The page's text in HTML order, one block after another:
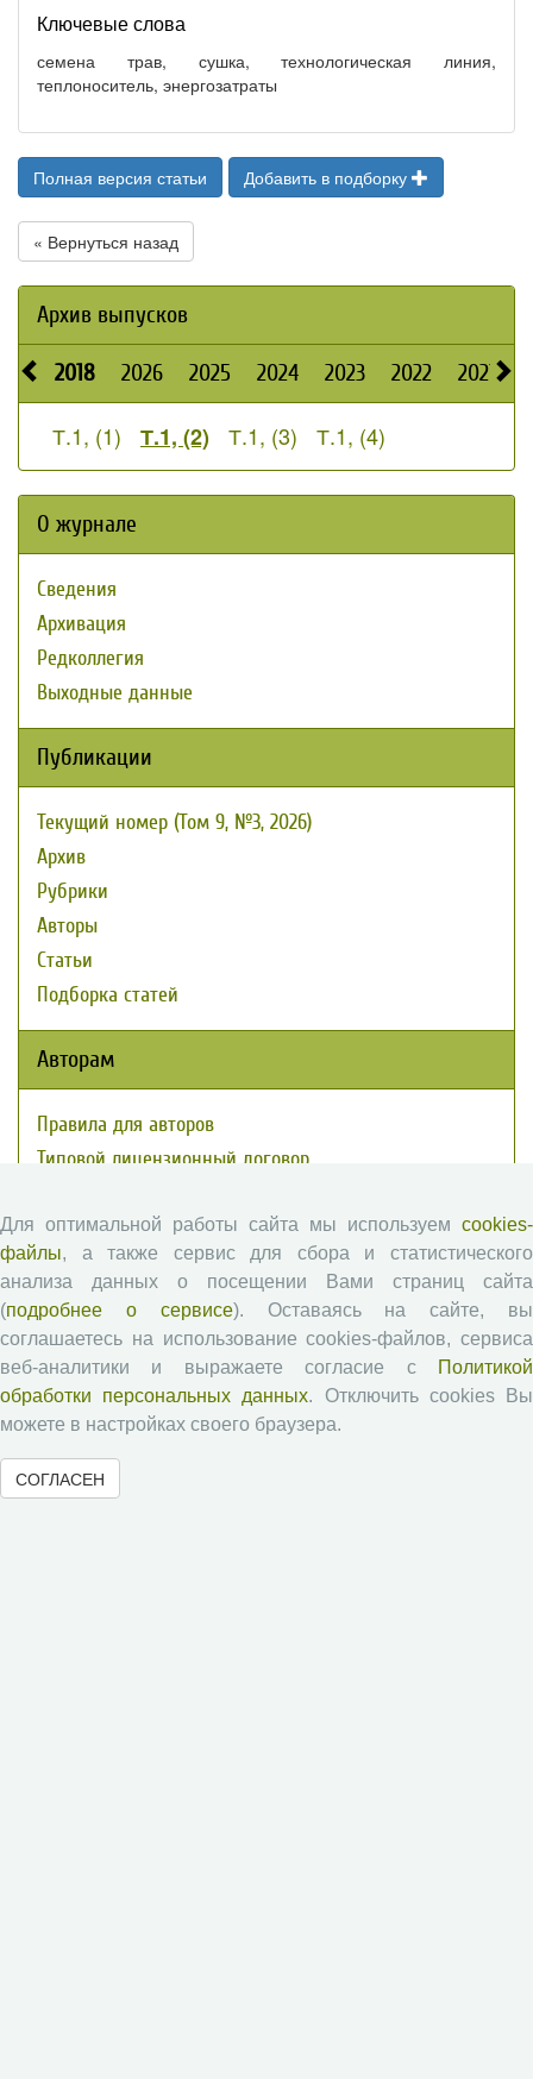
Ключевые слова
семена трав, сушка, технологическая линия,
теплоноситель, энергозатраты
Полная версия статьи Добавить в подборку
« Вернуться назад
Архив выпусков
2018 2026 2025 2024 2023 2022 2021
Т.1, (1) Т.1, (2) Т.1, (3) Т.1, (4)
О журнале
Сведения
Архивация
Редколлегия
Выходные данные
Публикации
Текущий номер (Том 9, №3, 2026)
Архив
Рубрики
Авторы
Статьи
Подборка статей
Авторам
Правила для авторов
Типовой лицензионный договор
Согласие на обработку персональных данных
Авторские права
Рецензентам
Памятка рецензенту
Положение о рецензировании
Форма рецензии
Для оптимальной работы сайта мы используем cookies-
файлы, а также сервис для сбора и статистического
анализа данных о посещении Вами страниц сайта
(подробнее о сервисе). Оставаясь на сайте, вы
соглашаетесь на использование cookies-файлов, сервиса
веб-аналитики и выражаете согласие с
Политикой
обработки персональных данных. Отключить cookies Вы
можете в настройках своего браузера.
СОГЛАСЕН